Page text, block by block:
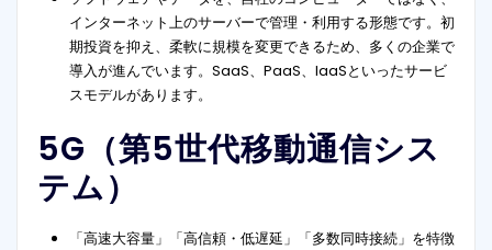
インターネット上のサーバーで管理・利用する形態です。初
期投資を抑え、柔軟に規模を変更できるため、多くの企業で
導入が進んでいます。SaaS、PaaS、IaaSといったサービ
スモデルがあります。
5G（第5世代移動通信シス
テム）
「高速大容量」「高信頼・低遅延」「多数同時接続」を特徴